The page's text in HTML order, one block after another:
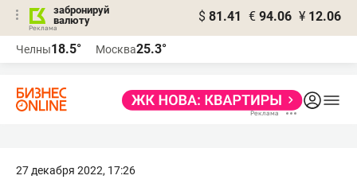
забронируй
валюту
$ 81.41 € 94.06 ¥ 12.06
Челны18.5° Москва25.3°
27 декабря 2022, 17:26